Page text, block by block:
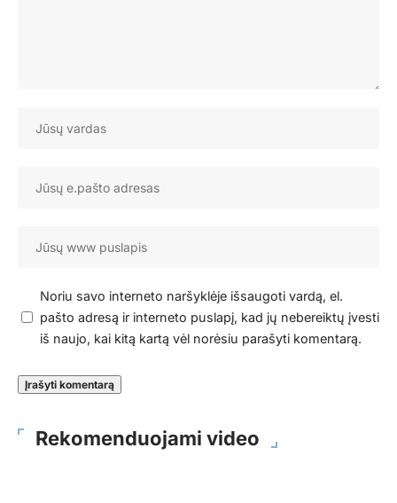
Noriu savo interneto naršyklėje išsaugoti vardą, el.
pašto adresą ir interneto puslapį, kad jų nebereiktų įvesti
iš naujo, kai kitą kartą vėl norėsiu parašyti komentarą.
Rekomenduojami video